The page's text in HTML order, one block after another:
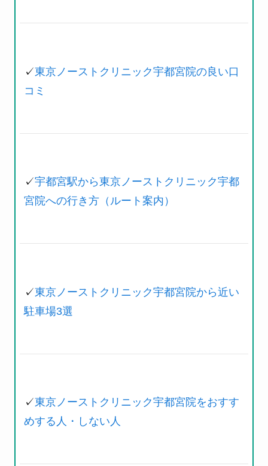
✓東京ノーストクリニック宇都宮院の良い口
コミ
✓宇都宮駅から東京ノーストクリニック宇都
宮院への行き方（ルート案内）
✓東京ノーストクリニック宇都宮院から近い
駐車場3選
✓東京ノーストクリニック宇都宮院をおすす
めする人・しない人